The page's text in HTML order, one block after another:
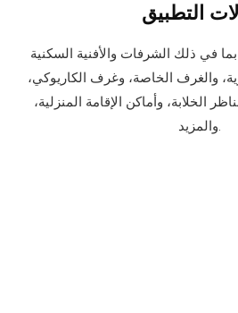
التطبيق
في ذلك الشرفات والأفنية السكنية
والغرف الخاصة، وغرف الكاريوكي،
الخلابة، وأماكن الإقامة المنزلية،
والمزيد.